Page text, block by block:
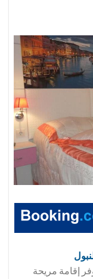
إقامة مريحة